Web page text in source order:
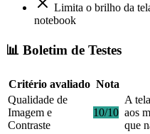
Limita o brilho da
notebook
📊 Boletim de Testes
Critério avaliado Nota
Qualidade de
Imagem e
Contraste
10/10
A
aos
que